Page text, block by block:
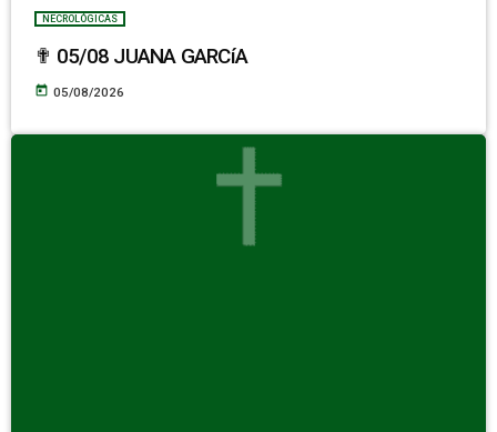
NECROLÓGICAS
✟ 05/08 JUANA GARCíA
today 05/08/2026